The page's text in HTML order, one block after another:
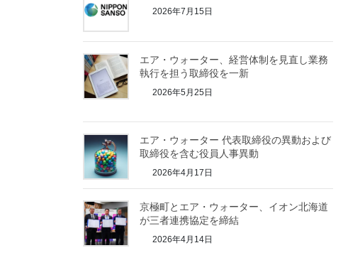
2026年7月15日
エア・ウォーター、経営体制を見直し業務
執行を担う取締役を一新
2026年5月25日
エア・ウォーター 代表取締役の異動および
取締役を含む役員人事異動
2026年4月17日
京極町とエア・ウォーター、イオン北海道
が三者連携協定を締結
2026年4月14日